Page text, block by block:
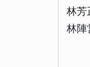
林芳
林陣